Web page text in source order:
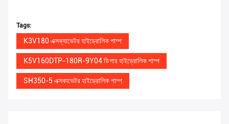
Tags:
K3V180 এক্সক্যাভেটর হাইড্রোলিক পাম্প
K5V160DTP-180R-9Y04 ডিগার হাইড্রোলিক পাম্প
SH350-5 এক্সকাভেটর হাইড্রোলিক পাম্প